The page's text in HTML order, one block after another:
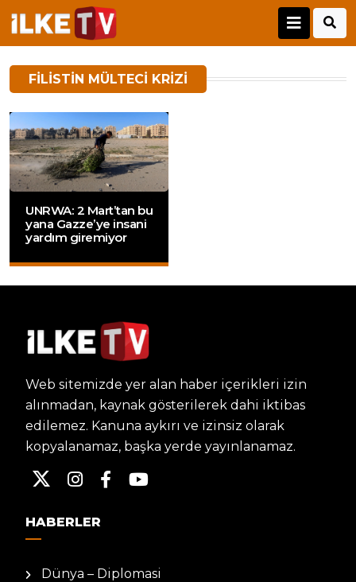
FILISTIN MÜLTECI KRIZI
UNRWA: 2 Mart’tan bu
yana Gazze’ye insani
yardım giremiyor
Web sitemizde yer alan haber içerikleri izin
alınmadan, kaynak gösterilerek dahi iktibas
edilemez. Kanuna aykırı ve izinsiz olarak
kopyalanamaz, başka yerde yayınlanamaz.
HABERLER
Dünya – Diplomasi